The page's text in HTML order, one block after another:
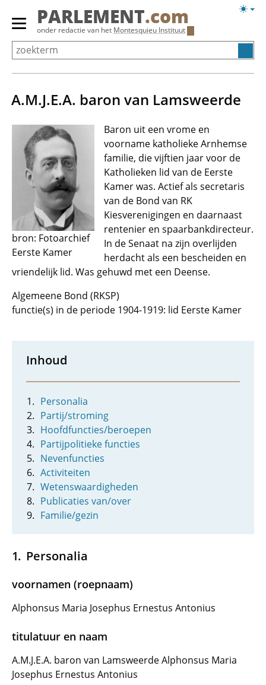
Overslaan
Primair
menu
tonen/verbergen
PARLEMENT.com
onder redactie van het Montesquieu Instituut
A.M.J.E.A. baron van Lamsweerde
bron: Fotoarchief
Eerste Kamer
Baron uit een vrome en
voorname katholieke Arnhemse
familie, die vijftien jaar voor de
Katholieken lid van de Eerste
Kamer was. Actief als secretaris
van de Bond van RK
Kiesverenigingen en daarnaast
rentenier en spaarbankdirecteur.
In de Senaat na zijn overlijden
herdacht als een bescheiden en
vriendelijk lid. Was gehuwd met een Deense.
Algemeene Bond (RKSP)
functie(s) in de periode 1904-1919: lid Eerste Kamer
Inhoud
Personalia
Partij/stroming
Hoofdfuncties/beroepen
Partijpolitieke functies
Nevenfuncties
Activiteiten
Wetenswaardigheden
Publicaties van/over
Familie/gezin
Personalia
voornamen (roepnaam)
Alphonsus Maria Josephus Ernestus Antonius
titulatuur en naam
A.M.J.E.A. baron van Lamsweerde Alphonsus Maria
Josephus Ernestus Antonius